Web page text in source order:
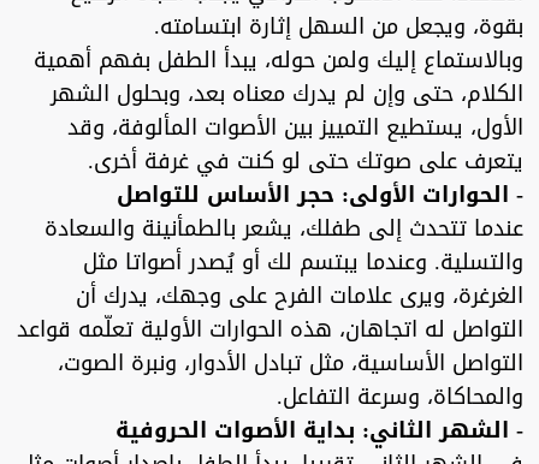
بقوة، ويجعل من السهل إثارة ابتسامته.
وبالاستماع إليك ولمن حوله، يبدأ الطفل بفهم أهمية
الكلام، حتى وإن لم يدرك معناه بعد، وبحلول الشهر
الأول، يستطيع التمييز بين الأصوات المألوفة، وقد
يتعرف على صوتك حتى لو كنت في غرفة أخرى.
- الحوارات الأولى: حجر الأساس للتواصل
عندما تتحدث إلى طفلك، يشعر بالطمأنينة والسعادة
والتسلية. وعندما يبتسم لك أو يُصدر أصواتا مثل
الغرغرة، ويرى علامات الفرح على وجهك، يدرك أن
التواصل له اتجاهان، هذه الحوارات الأولية تعلّمه قواعد
التواصل الأساسية، مثل تبادل الأدوار، ونبرة الصوت،
والمحاكاة، وسرعة التفاعل.
- الشهر الثاني: بداية الأصوات الحروفية